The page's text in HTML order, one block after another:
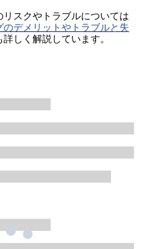
スクやトラブルについては
デメリットやトラブルと失
詳しく解説しています。